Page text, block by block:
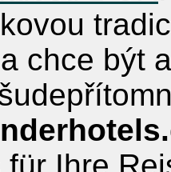
chce být